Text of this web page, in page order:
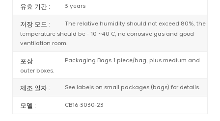
유효 기간 : 3 years
저장 모드 :
The relative humidity should not exceed 80%, the
temperature should be - 10 ~40 C, no corrosive gas and good
ventilation room.
포장 :
Packaging Bags 1 piece/bag, plus medium and
outer boxes.
제조 일자 : See labels on small packages (bags) for details.
모델 : CB16-3030-23